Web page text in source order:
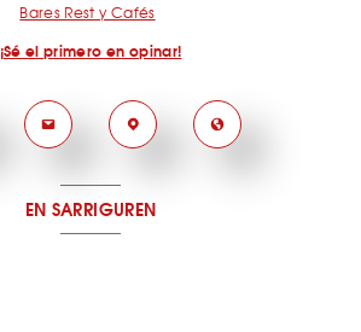
Bares Rest y Cafés
¡Sé el primero en opinar!
EN SARRIGUREN